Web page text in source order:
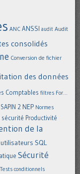
ANC ANSSI audit Audit
consolidés
Conversion de fichier
des données
Comptables filtres For...
SAPIN 2 NEP Normes
sécurité Productivité
de la
SQL
Sécurité
Tests conditionnels